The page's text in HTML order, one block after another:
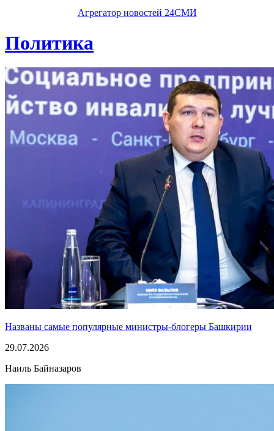
Агрегатор новостей 24СМИ
Политика
Названы самые популярные министры-блогеры Башкирии
29.07.2026
Наиль Байназаров